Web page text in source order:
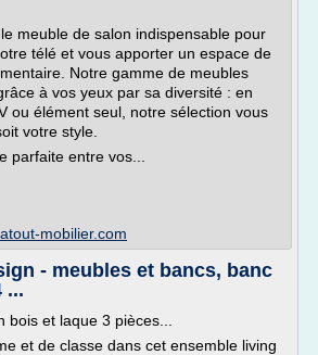
meuble de salon indispensable pour
télé et vous apporter un espace de
Notre gamme de meubles
à vos yeux par sa diversité : en
ou élément seul, notre sélection vous
votre style.
parfaite entre vos...
mobilier.com
- meubles et bancs, banc
...
bois et laque 3 pièces...
et de classe dans cet ensemble living